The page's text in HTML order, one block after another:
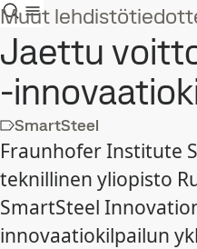
Muut
Jaettu
-
SmartSteel
Fraunhofer Institute
teknillinen yliopisto
SmartSteel
innovaatiokilpailun